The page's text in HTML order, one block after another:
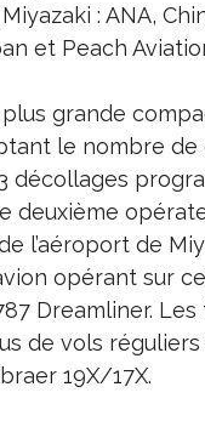
: ANA,
et Peach
grande
le nombre de
décollages
deuxième
l’aéroport de
opérant sur
Dreamliner. Les
de vols
19X/17X.